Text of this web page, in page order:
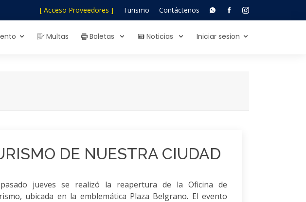
[ Acceso Proveedores ] Turismo Contáctenos
Multas Boletas Noticias Iniciar sesion
DE NUESTRA CIUDAD
jueves se realizó la reapertura de la Oficina de
ubicada en la emblemática Plaza Belgrano. El evento